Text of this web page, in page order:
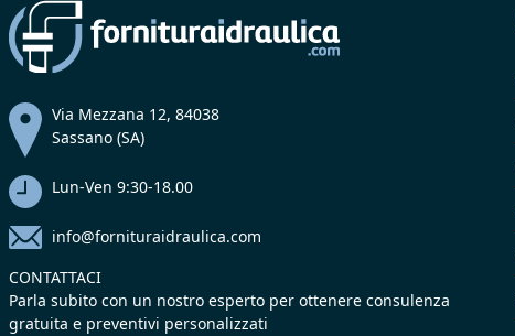
Via Mezzana 12, 84038
Sassano (SA)
Lun-Ven 9:30-18.00
info@fornituraidraulica.com
CONTATTACI
Parla subito con un nostro esperto per ottenere consulenza
gratuita e preventivi personalizzati